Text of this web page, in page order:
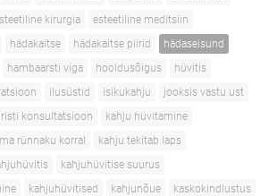
kirurgia
esteetiline meditsiin
hädakaitse hädakaitse piirid
hädaseisund
hambaarsti viga hooldusõigus
hüvitis
ilusüstid isikukahju
jooksis vastu ust
konsultatsioon
kahju hüvitamine
rünnaku korral
kahju tekitab laps
kahjuhüvitise suurus
kahjuhüvitised kahjunõue
kaskokindlustus